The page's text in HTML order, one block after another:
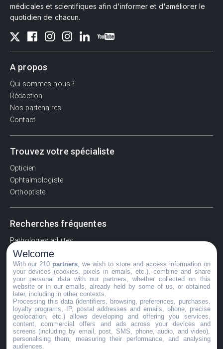
médicales et scientifiques afin d'informer et d'améliorer le
quotidien de chacun.
A propos
Qui sommes-nous ?
Rédaction
Nos partenaires
Contact
Trouvez votre spécialiste
Opticien
Ophtalmologiste
Orthoptiste
Recherches fréquentes
Pathologies adultes
Signes d'une urgence ophtalmologique
La vision
Acuité visuelle
Myosis / mydriase
Œdème oculaire
©GuideVue2024
Welcome
With our 210 partners , we wish to store and access information on
your devices (cookies, pixels in emails, etc.), combine and share
your personal data with our partners, whether collected on this
website or in our emails, already held by some of us, or obtained
later, including in other contexts.
Processing this data (identifiers, browsing, preferences, purchases,
loyalty programs, IP, postal addresses and emails, phone, precise
geolocation, etc.) allows developing and offering you services,
content, commercial offers and ads across your devices and
screens (including by email, post, SMS, phone, audio, and video),
personalising them, measuring their performance, and analysing
audiences.